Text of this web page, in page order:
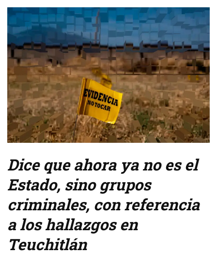
Dice que ahora ya no es el
Estado, sino grupos
criminales, con referencia
a los hallazgos en
Teuchitlán